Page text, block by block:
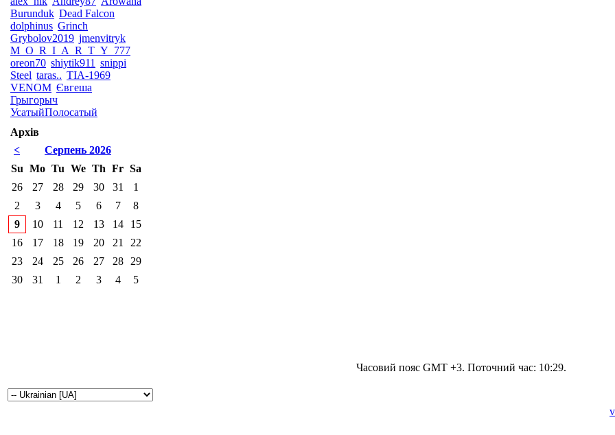
Burunduk Dead Falcon
dolphinus Grinch
Grybolov2019 jmenvitryk
M_O_R_I_A_R_T_Y_777
oreon70 shiytik911 snippi
Steel taras.. TIA-1969
VENOM Євгеша
Грыгорыч
УсатыйПолосатый
Архів
<
Серпень 2026
Su Mo Tu We Th Fr Sa
26
27 28 29 30 31
1
2
3 4 5 6 7
8
9
10 11 12 13 14
15
16
17 18 19 20 21
22
23
24 25 26 27 28
29
30
31 1 2 3 4 5
Часовий пояс GMT +3. Поточний час: 10:29.